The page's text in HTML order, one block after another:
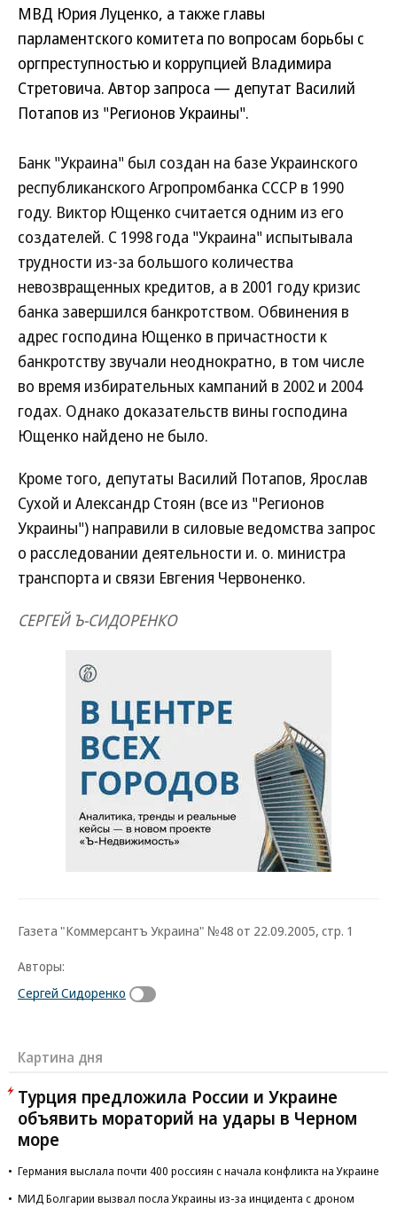
МВД Юрия Луценко, а также главы
парламентского комитета по вопросам борьбы с
оргпреступностью и коррупцией Владимира
Стретовича. Автор запроса — депутат Василий
Потапов из "Регионов Украины".
Банк "Украина" был создан на базе Украинского
республиканского Агропромбанка СССР в 1990
году. Виктор Ющенко считается одним из его
создателей. С 1998 года "Украина" испытывала
трудности из-за большого количества
невозвращенных кредитов, а в 2001 году кризис
банка завершился банкротством. Обвинения в
адрес господина Ющенко в причастности к
банкротству звучали неоднократно, в том числе
во время избирательных кампаний в 2002 и 2004
годах. Однако доказательств вины господина
Ющенко найдено не было.
Кроме того, депутаты Василий Потапов, Ярослав
Сухой и Александр Стоян (все из "Регионов
Украины") направили в силовые ведомства запрос
о расследовании деятельности и. о. министра
транспорта и связи Евгения Червоненко.
СЕРГЕЙ Ъ-СИДОРЕНКО
Газета "Коммерсантъ Украина" №48 от 22.09.2005, стр. 1
Авторы:
Сергей Сидоренко
Картина дня
Турция предложила России и Украине
объявить мораторий на удары в Черном
море
Германия выслала почти 400 россиян с начала конфликта на Украине
МИД Болгарии вызвал посла Украины из-за инцидента с дроном